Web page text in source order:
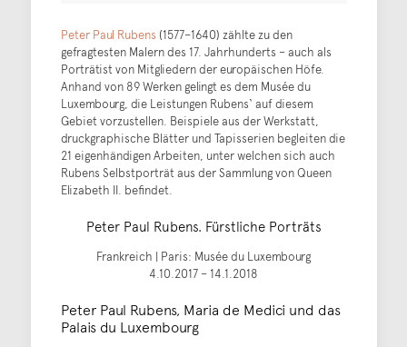
Peter Paul Rubens (1577–1640) zählte zu den
gefragtesten Malern des 17. Jahrhunderts – auch als
Porträtist von Mitgliedern der europäischen Höfe.
Anhand von 89 Werken gelingt es dem Musée du
Luxembourg, die Leistungen Rubens‘ auf diesem
Gebiet vorzustellen. Beispiele aus der Werkstatt,
druckgraphische Blätter und Tapisserien begleiten die
21 eigenhändigen Arbeiten, unter welchen sich auch
Rubens Selbstporträt aus der Sammlung von Queen
Elizabeth II. befindet.
Peter Paul Rubens. Fürstliche Porträts
Frankreich | Paris: Musée du Luxembourg
4.10.2017 – 14.1.2018
Peter Paul Rubens, Maria de Medici und das
Palais du Luxembourg